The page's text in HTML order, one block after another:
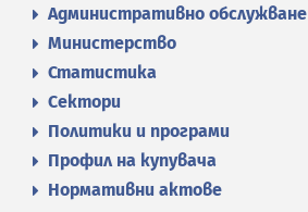
Административно обслужване
Министерство
Статистика
Сектори
Политики и програми
Профил на купувача
Нормативни актове